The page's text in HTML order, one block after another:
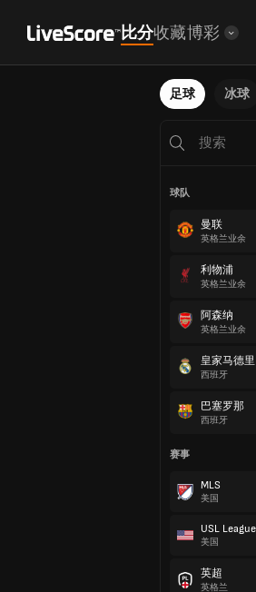
比分收藏博彩
足球 冰球
球队
曼联
英格兰业余
利物浦
英格兰业余
阿森纳
英格兰业余
皇家马德里
西班牙
巴塞罗那
西班牙
赛事
MLS
美国
USL
美国
英超
英格兰